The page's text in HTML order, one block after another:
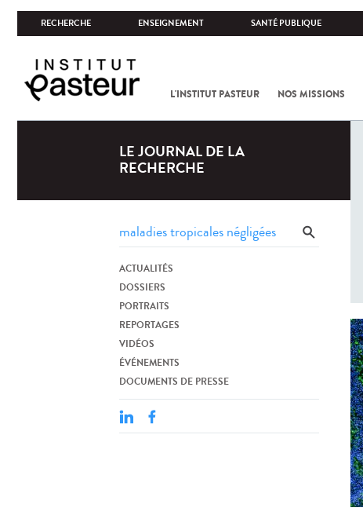
RECHERCHE ENSEIGNEMENT SANTÉ PUBLIQUE
L'INSTITUT PASTEUR NOS MISSIONS
LE JOURNAL DE LA
RECHERCHE
ACTUALITÉS
DOSSIERS
PORTRAITS
REPORTAGES
VIDÉOS
ÉVÉNEMENTS
DOCUMENTS DE PRESSE